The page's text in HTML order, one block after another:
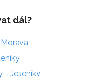
dál?
- Jeseníky